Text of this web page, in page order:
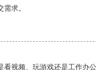
求。
视频、玩游戏还是工作办